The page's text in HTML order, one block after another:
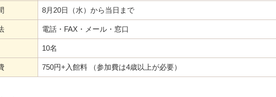
8月20日（水）から当日まで
電話・FAX・メール・窓口
10名
750円+入館料 （参加費は4歳以上が必要）